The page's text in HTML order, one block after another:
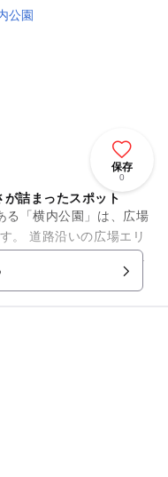
保存
0
詰まったスポット
る「横内公園」は、広場
場エリ
ペースをはじめ、ブラ